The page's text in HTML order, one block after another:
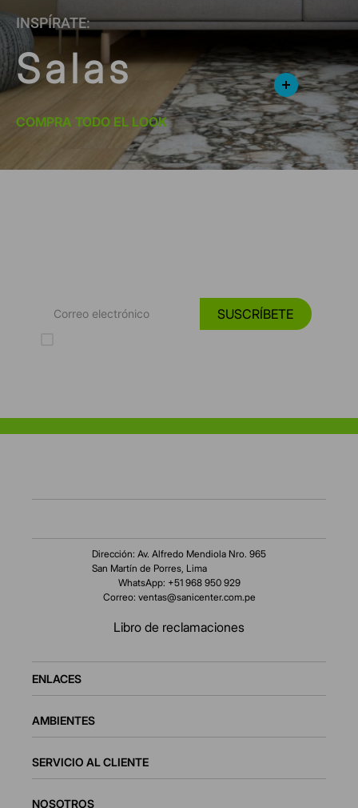
INSPÍRATE:
Salas
COMPRA TODO EL LOOK
SUSCRÍBETE
Dirección: Av. Alfredo Mendiola Nro. 965
San Martín de Porres, Lima
WhatsApp: +51 968 950 929
Correo: ventas@sanicenter.com.pe
Libro de reclamaciones
ENLACES
AMBIENTES
SERVICIO AL CLIENTE
NOSOTROS